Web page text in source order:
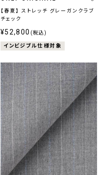
【春夏】 ストレッチ グレーガンクラブ
チェック
¥52,800 (税込)
インビジブル仕様対象